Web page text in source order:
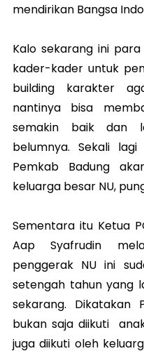
mendirikan Bangsa
Kalo sekarang ini
kader-kader untuk
building karakter
nantinya bisa
semakin baik dan
belumnya. Sekali
Pemkab Badung
keluarga besar NU,
Sementara itu Ketua
Aap Syafrudin
penggerak NU ini
setengah tahun yang
sekarang. Dikatakan
bukan saja diikuti
juga diikuti oleh